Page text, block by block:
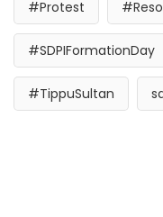
#Protest
#SDPIFormationDay
#TippuSultan